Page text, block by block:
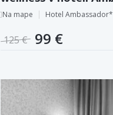
priamo v centre
Na mape Hotel
125 € 99 €